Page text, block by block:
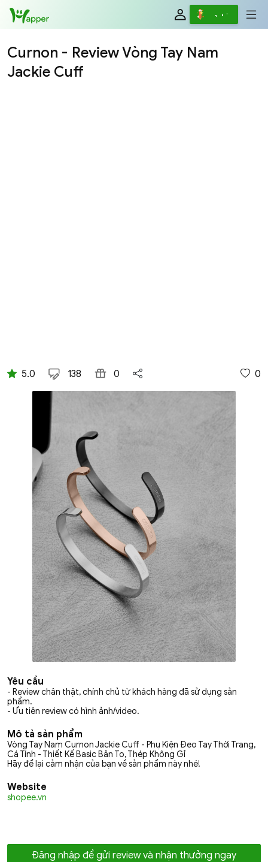
Viết
Curnon - Review Vòng Tay Nam
Jackie Cuff
5.0 138 0 0
Yêu cầu
- Review chân thật, chính chủ từ khách hàng đã sử dụng sản
phẩm.
- Ưu tiên review có hình ảnh/video.
Mô tả sản phẩm
Vòng Tay Nam Curnon Jackie Cuff - Phụ Kiện Đeo Tay Thời Trang,
Cá Tính - Thiết Kế Basic Bản To, Thép Không Gỉ
Hãy để lại cảm nhận của bạn về sản phẩm này nhé!
Website
shopee.vn
Đăng nhập để gửi review và nhận thưởng ngay